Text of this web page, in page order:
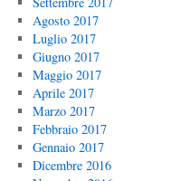
Agosto 2017
Luglio 2017
Giugno 2017
Maggio 2017
Aprile 2017
Marzo 2017
Febbraio 2017
Gennaio 2017
Dicembre 2016